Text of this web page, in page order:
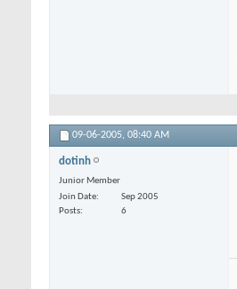
09-06-2005, 08:40 AM
dotinh
Junior Member
Join Date
Sep 2005
Posts
6